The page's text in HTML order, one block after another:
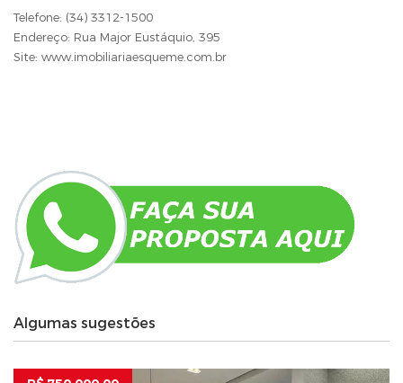
Telefone: (34) 3312-1500
Endereço: Rua Major Eustáquio, 395
Site: www.imobiliariaesqueme.com.br
Algumas sugestões